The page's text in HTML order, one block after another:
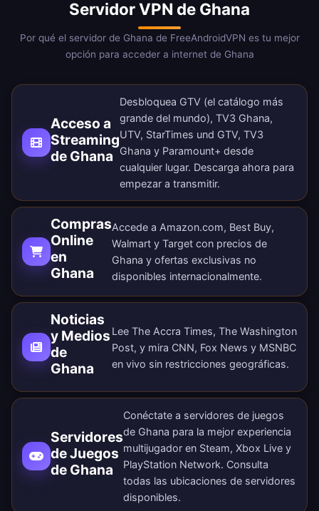
Servidor VPN de Ghana
Por qué el servidor de Ghana de FreeAndroidVPN es tu mejor
opción para acceder a internet de Ghana
Acceso a
Streaming
de Ghana
Desbloquea GTV (el catálogo más
grande del mundo), TV3 Ghana,
UTV, StarTimes und GTV, TV3
Ghana y Paramount+ desde
cualquier lugar. Descarga ahora para
empezar a transmitir.
Compras
Online
en
Ghana
Accede a Amazon.com, Best Buy,
Walmart y Target con precios de
Ghana y ofertas exclusivas no
disponibles internacionalmente.
Noticias
y Medios
de
Ghana
Lee The Accra Times, The Washington
Post, y mira CNN, Fox News y MSNBC
en vivo sin restricciones geográficas.
Servidores
de Juegos
de Ghana
Conéctate a servidores de juegos
de Ghana para la mejor experiencia
multijugador en Steam, Xbox Live y
PlayStation Network. Consulta
todas las ubicaciones de servidores
disponibles.